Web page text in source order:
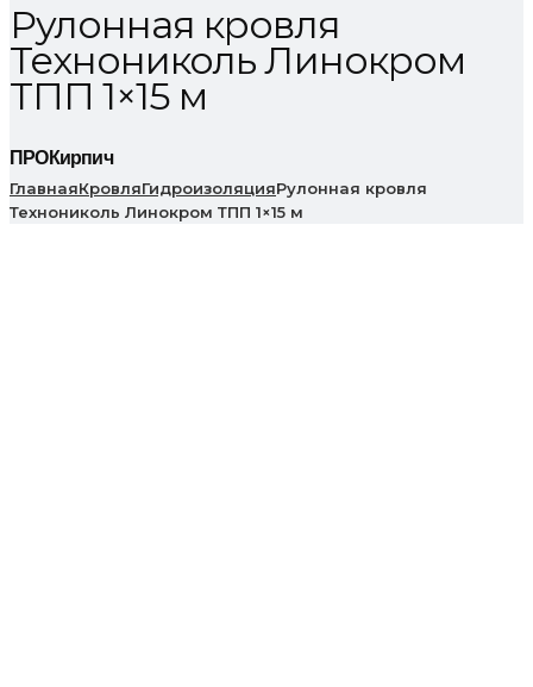
Рулонная кровля
Технониколь Линокром
ТПП 1×15 м
ПРОКирпич
ГлавнаяКровляГидроизоляцияРулонная кровля
Технониколь Линокром ТПП 1×15 м